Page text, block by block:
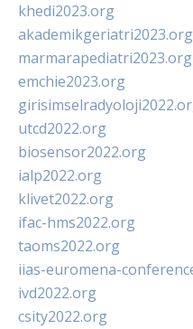
khedi2023.org
akademikgeriatri2023.org
marmarapediatri2023.org
emchie2023.org
utcd2022.org
biosensor2022.org
ialp2022.org
klivet2022.org
ifac-hms2022.org
taoms2022.org
iias-euromena-
ivd2022.org
csity2022.org